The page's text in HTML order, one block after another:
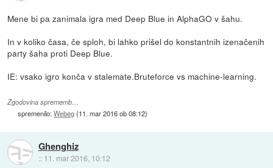
Mene bi pa zanimala igra med Deep Blue in AlphaGO v šahu.
In v koliko časa, če sploh, bi lahko prišel do konstantnih izenačenih
party šaha proti Deep Blue.
IE: vsako igro konča v stalemate.Bruteforce vs machine-learning.
Zgodovina sprememb…
spremenilo:Webeg(11. mar 2016 ob 08:12)
Ghenghiz
:: 11. mar 2016, 10:12